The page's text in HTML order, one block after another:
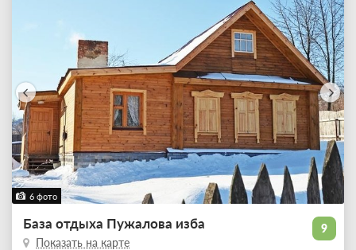
6 фото
9
База отдыха Пужалова изба
Показать на карте